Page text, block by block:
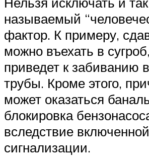
называемый
фактор. К примеру,
можно въехать в
приведет к забиванию
трубы. Кроме этого,
может оказаться
блокировка
вследствие включенной
сигнализации.